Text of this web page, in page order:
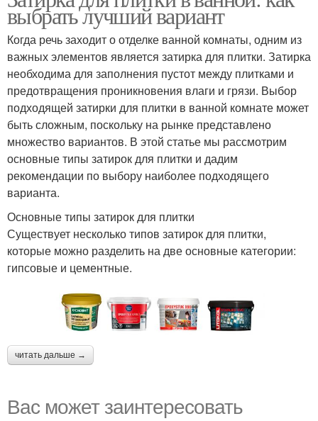
выбрать лучший вариант
Когда речь заходит о отделке ванной комнаты, одним из
важных элементов является затирка для плитки. Затирка
необходима для заполнения пустот между плитками и
предотвращения проникновения влаги и грязи. Выбор
подходящей затирки для плитки в ванной комнате может
быть сложным, поскольку на рынке представлено
множество вариантов. В этой статье мы рассмотрим
основные типы затирок для плитки и дадим
рекомендации по выбору наиболее подходящего
варианта.
Основные типы затирок для плитки
Существует несколько типов затирок для плитки,
которые можно разделить на две основные категории:
гипсовые и цементные.
читать дальше →
Вас может заинтересовать